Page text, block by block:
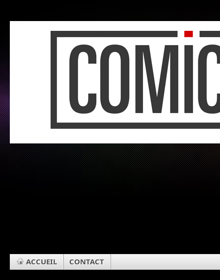
ACCUEIL CONTACT